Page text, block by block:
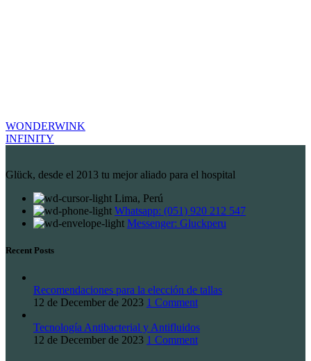
WONDERWINK
INFINITY
Glück, desde el 2013 tu mejor aliado para el hospital
Lima, Perú
Whatsapp: (051) 920 212 547
Messenger: Gluckperu
Recent Posts
Recomendaciones para la elección de tallas
12 de December de 2023 1 Comment
Tecnología Antibacterial y Antifluidos
12 de December de 2023 1 Comment